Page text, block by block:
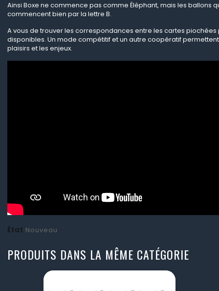
Ainsi Boxe ne commence pas comme Éléphant, mais les ballons
commencent bien par la lettre B.
A vous de trouver les correspondances entre les cartes piochées
disponibles. Un mode compétitif et un autre coopératif
plaisirs et les enjeux.
État Nouveau
PRODUITS DANS LA MÊME CATÉGORIE